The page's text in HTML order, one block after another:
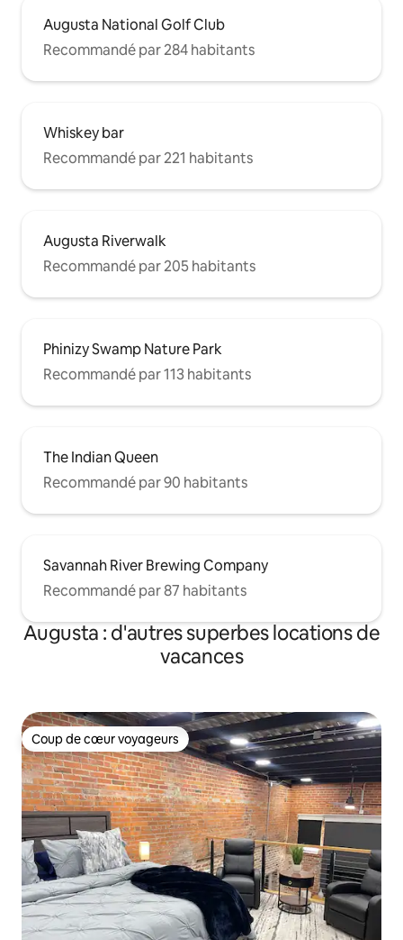
Augusta National Golf Club
Recommandé par 284 habitants
Whiskey bar
Recommandé par 221 habitants
Augusta Riverwalk
Recommandé par 205 habitants
Phinizy Swamp Nature Park
Recommandé par 113 habitants
The Indian Queen
Recommandé par 90 habitants
Savannah River Brewing Company
Recommandé par 87 habitants
Augusta : d'autres superbes locations de
vacances
Coup de cœur voyageurs
Coup de cœur voyageurs